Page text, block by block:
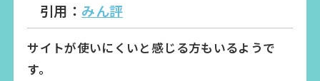
引用： みん評
サイトが使いにくいと感じる方もいるようで
す。